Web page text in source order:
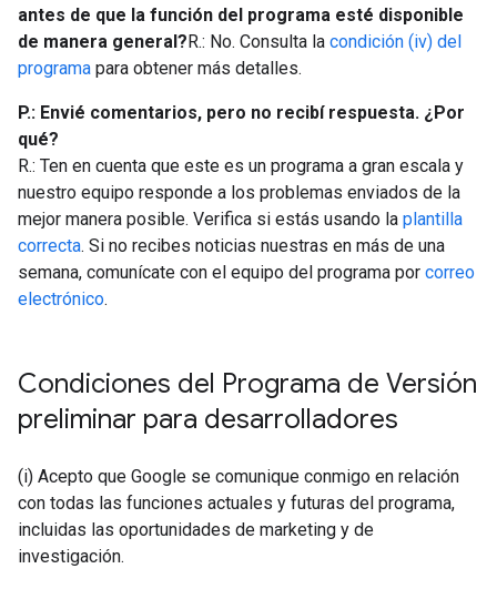
antes de que la función del programa esté disponible
de manera general?R.: No. Consulta la condición (iv) del
programa para obtener más detalles.
P.: Envié comentarios, pero no recibí respuesta. ¿Por
qué?
R.: Ten en cuenta que este es un programa a gran escala y
nuestro equipo responde a los problemas enviados de la
mejor manera posible. Verifica si estás usando la plantilla
correcta. Si no recibes noticias nuestras en más de una
semana, comunícate con el equipo del programa por correo
electrónico.
Condiciones del Programa de Versión
preliminar para desarrolladores
(i) Acepto que Google se comunique conmigo en relación
con todas las funciones actuales y futuras del programa,
incluidas las oportunidades de marketing y de
investigación.